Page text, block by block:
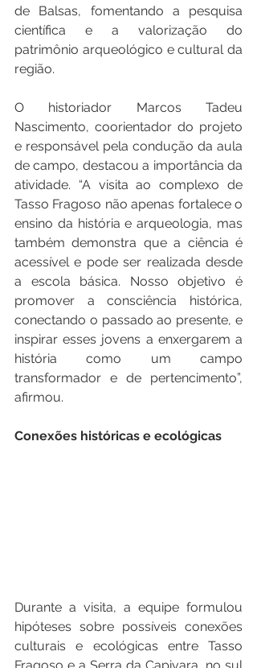
de Balsas, fomentando a pesquisa
científica e a valorização do
patrimônio arqueológico e cultural da
região.
O historiador Marcos Tadeu
Nascimento, coorientador do projeto
e responsável pela condução da aula
de campo, destacou a importância da
atividade. “A visita ao complexo de
Tasso Fragoso não apenas fortalece o
ensino da história e arqueologia, mas
também demonstra que a ciência é
acessível e pode ser realizada desde
a escola básica. Nosso objetivo é
promover a consciência histórica,
conectando o passado ao presente, e
inspirar esses jovens a enxergarem a
história como um campo
transformador e de pertencimento”,
afirmou.
Conexões históricas e ecológicas
Durante a visita, a equipe formulou
hipóteses sobre possíveis conexões
culturais e ecológicas entre Tasso